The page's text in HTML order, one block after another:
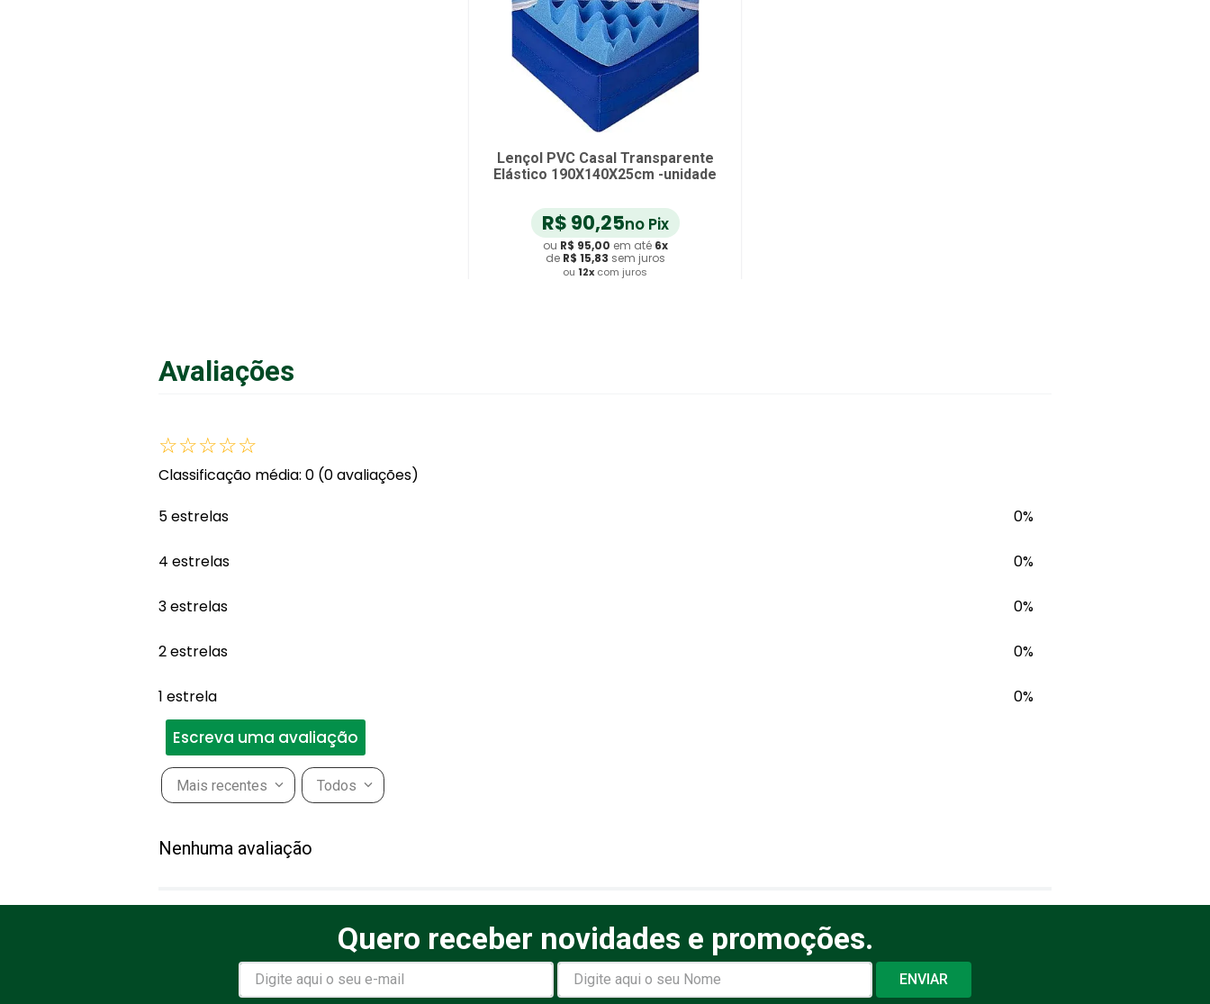
Lençol PVC Casal Transparente
Elástico 190X140X25cm -unidade
R$ 90,25no Pix
ou R$ 95,00 em até 6x
de R$ 15,83 sem juros
ou 12x com juros
Avaliações
☆☆☆☆☆
Classificação média: 0 (0 avaliações)
5 estrelas
0%
4 estrelas 0%
3 estrelas 0%
2 estrelas 0%
1 estrela 0%
Escreva uma avaliação
Avalie o produto de 1 a 5 estrelas
★★
Mais recentes Todos
Nenhuma avaliação
Quero receber novidades e promoções.
ENVIAR